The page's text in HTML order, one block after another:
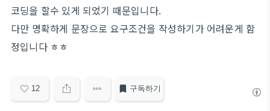
코딩을 할수 있게 되었기 때문입니다.
다만 명확하게 문장으로 요구조건을 작성하기가 어려운게 함
정입니다 ㅎㅎ
12 구독하기